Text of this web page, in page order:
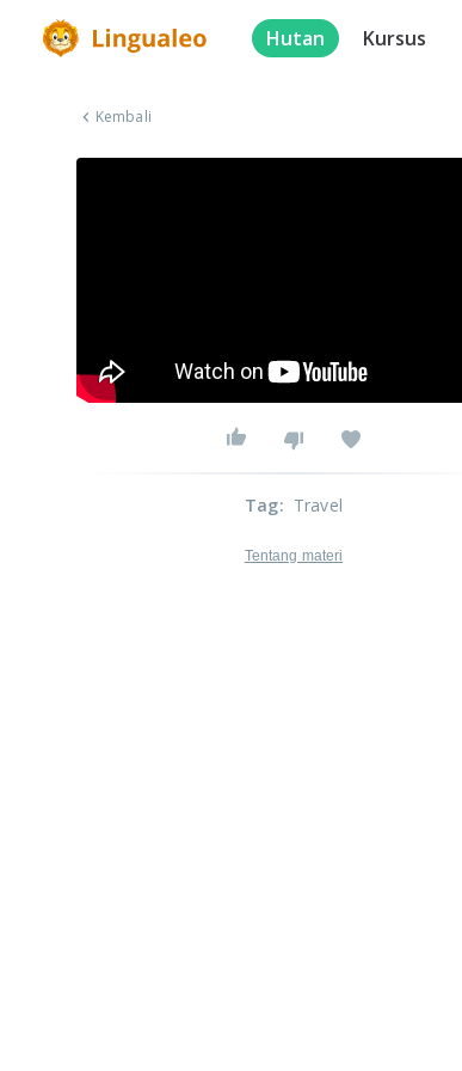
Hutan Kursus
Kembali
Tag: Travel
Tentang materi